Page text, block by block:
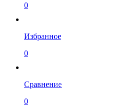
0
Избранное
0
Сравнение
0